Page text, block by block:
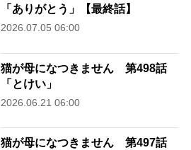
「ありがとう」【最終話】
2026.07.05 06:00
猫が母になつきません 第498話
「とけい」
2026.06.21 06:00
猫が母になつきません 第497話